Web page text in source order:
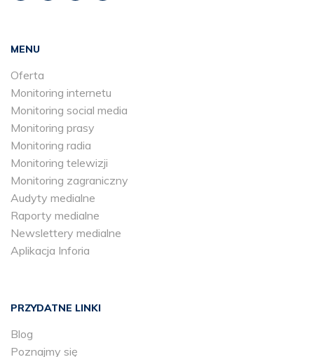
MENU
Oferta
Monitoring internetu
Monitoring social media
Monitoring prasy
Monitoring radia
Monitoring telewizji
Monitoring zagraniczny
Audyty medialne
Raporty medialne
Newslettery medialne
Aplikacja Inforia
PRZYDATNE LINKI
Blog
Poznajmy się